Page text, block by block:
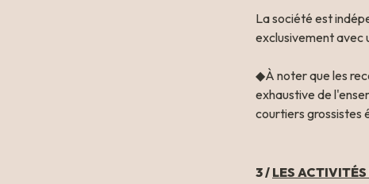
La société est
◆À noter que les
exhaustive de
courtiers grossistes
3 / LES